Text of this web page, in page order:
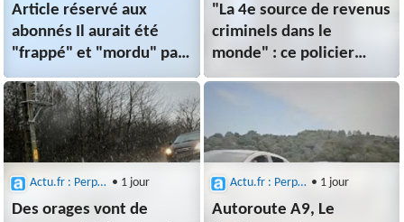
Article réservé aux
abonnés Il aurait été
"frappé" et "mordu" par
des clients, un
restaurateur d'Argelès-
sur-Mer finit
aux urgences
"La 4e source de revenus
criminels dans le
monde" : ce policier
spécial de Perpignan fait
Actu.fr : Perpignan • 1 jour
Des orages vont de
Actu.fr : Perpignan • 1 jour
Autoroute A9, Le